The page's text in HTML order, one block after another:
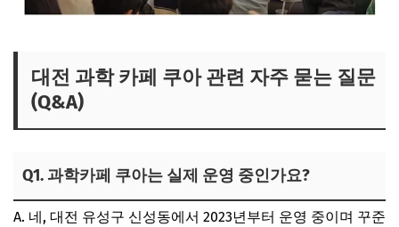
대전 과학 카페 쿠아 관련 자주 묻는 질문
(Q&A)
Q1. 과학카페 쿠아는 실제 운영 중인가요?
A. 네, 대전 유성구 신성동에서 2023년부터 운영 중이며 꾸준